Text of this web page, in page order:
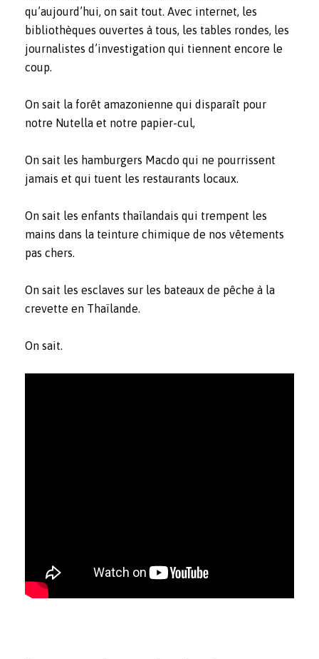
qu’aujourd’hui, on sait tout. Avec internet, les
bibliothèques ouvertes à tous, les tables rondes, les
journalistes d’investigation qui tiennent encore le
coup.
On sait la forêt amazonienne qui disparaît pour
notre Nutella et notre papier-cul,
On sait les hamburgers Macdo qui ne pourrissent
jamais et qui tuent les restaurants locaux.
On sait les enfants thaïlandais qui trempent les
mains dans la teinture chimique de nos vêtements
pas chers.
On sait les esclaves sur les bateaux de pêche à la
crevette en Thaïlande.
On sait.